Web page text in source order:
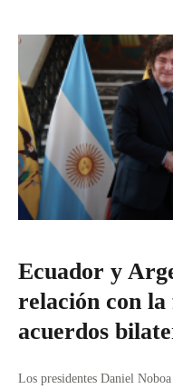
Ecuador y
relación con la
acuerdos
Los presidentes Daniel